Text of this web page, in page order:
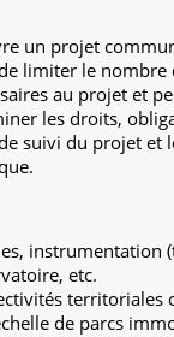
un projet
limiter le
au projet et
les droits,
suivi du projet et
instrumentation
etc.
territoriales
de parcs